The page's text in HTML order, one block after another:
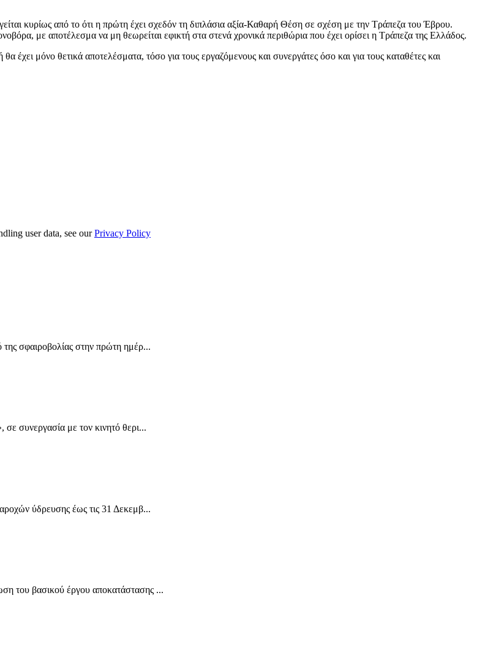
κυρίως από το ότι η πρώτη έχει σχεδόν τη διπλάσια αξία-Καθαρή Θέση σε σχέση με την Τράπεζα του Έβρου.
με αποτέλεσμα να μη θεωρείται εφικτή στα στενά χρονικά περιθώρια που έχει ορίσει η Τράπεζα της Ελλάδος.
έχει μόνο θετικά αποτελέσματα, τόσο για τους εργαζόμενους και συνεργάτες όσο και για τους καταθέτες και
user data, see ourPrivacy Policy
σφαιροβολίας στην πρώτη ημέρ...
συνεργασία με τον κινητό θερι...
ύδρευσης έως τις 31 Δεκεμβ...
του βασικού έργου αποκατάστασης ...